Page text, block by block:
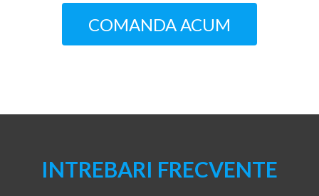
COMANDA ACUM
INTREBARI FRECVENTE